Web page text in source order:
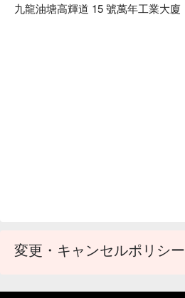
九龍油塘高輝道 15 號萬年工業大廈
変更・キャンセルポリシー